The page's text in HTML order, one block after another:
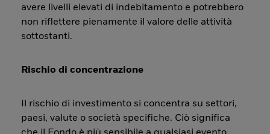
avere livelli elevati di indebitamento e potrebbero
non riflettere pienamente il valore delle attività
sottostanti.
Rischio di concentrazione
Il rischio di investimento si concentra su settori,
paesi, valute o società specifiche. Ciò significa